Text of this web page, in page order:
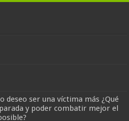
deseo ser una víctima más ¿Qué
y poder combatir mejor el